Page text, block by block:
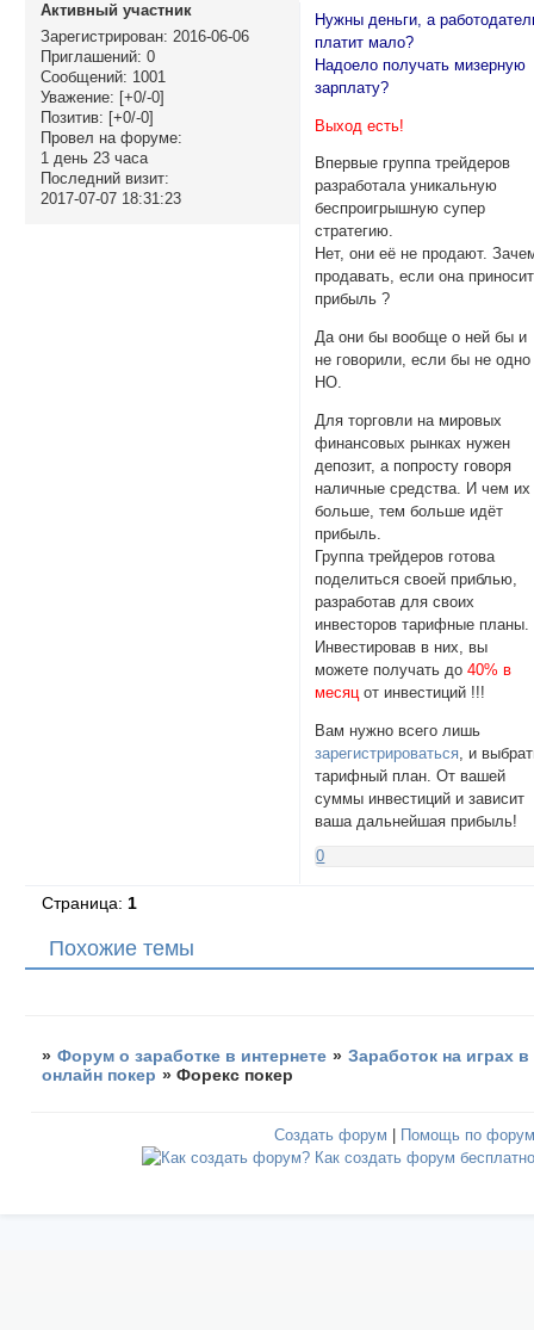
Активный участник
Зарегистрирован: 2016-06-06
Приглашений: 0
Сообщений: 1001
Уважение: [+0/-0]
Позитив: [+0/-0]
Провел на форуме:
1 день 23 часа
Последний визит:
2017-07-07 18:31:23
Нужны деньги, а
платит мало?
Надоело получать мизерную
зарплату?
Выход есть!
Впервые группа трейдеров
разработала уникальную
беспроигрышную супер
стратегию.
Нет, они её не продают.
продавать, если она приносит
прибыль ?
Да они бы вообще о ней бы и
не говорили, если бы не одно
НО.
Для торговли на мировых
финансовых рынках нужен
депозит, а попросту говоря
наличные средства. И чем их
больше, тем больше идёт
прибыль.
Группа трейдеров готова
поделиться своей приблью,
разработав для своих
инвесторов тарифные планы.
Инвестировав в них, вы
можете получать до40% в
месяц от инвестиций !!!
Вам нужно всего лишь
зарегистрироваться , и
тарифный план. От вашей
суммы инвестиций и зависит
ваша дальнейшая прибыль!
0
Страница: 1
Похожие темы
» Форум о заработке в интернете » Заработок на играх в
онлайн покер »Форекс покер
Создать форум Помощь по